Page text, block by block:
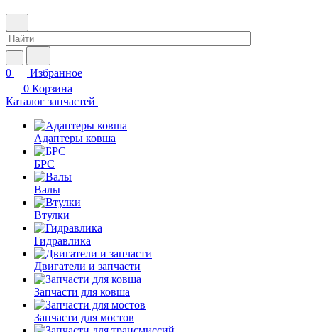
0
Избранное
0 Корзина
Каталог запчастей
Адаптеры ковша
БРС
Валы
Втулки
Гидравлика
Двигатели и запчасти
Запчасти для ковша
Запчасти для мостов